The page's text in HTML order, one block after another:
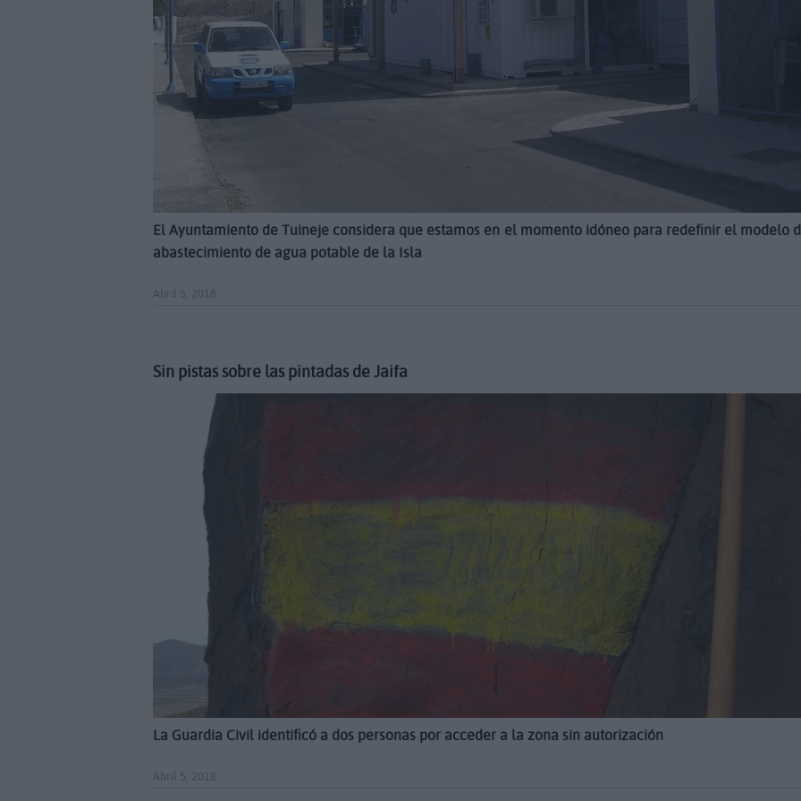
El Ayuntamiento de Tuineje considera que estamos en el momento idóneo para redefinir el modelo
abastecimiento de agua potable de la Isla
Abril 5, 2018
Sin pistas sobre las pintadas de Jaifa
La Guardia Civil identificó a dos personas por acceder a la zona sin autorización
Abril 5, 2018